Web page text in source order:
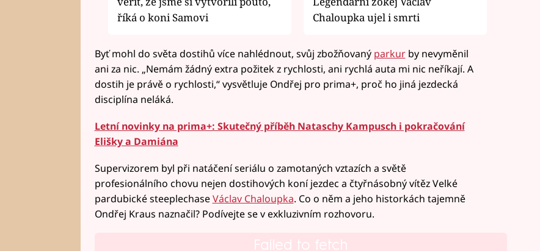
říká o koni Samovi
Chaloupka ujel i smrti
Byť mohl do světa dostihů více nahlédnout, svůj zbožňovaný parkurby nevyměnil
ani za nic. „Nemám žádný extra požitek z rychlosti, ani rychlá auta mi nic neříkají. A
dostih je právě o rychlosti,“ vysvětluje Ondřej pro prima+, proč ho jiná jezdecká
disciplína neláká.
Letní novinky na prima+: Skutečný příběh Nataschy Kampusch i pokračování
Elišky a Damiána
Supervizorem byl při natáčení seriálu o zamotaných vztazích a světě
profesionálního chovu nejen dostihových koní jezdec a čtyřnásobný vítěz Velké
pardubické steeplechaseVáclav Chaloupka. Co o něm a jeho historkách tajemně
Ondřej Kraus naznačil? Podívejte se v exkluzivním rozhovoru.
Failed to fetch